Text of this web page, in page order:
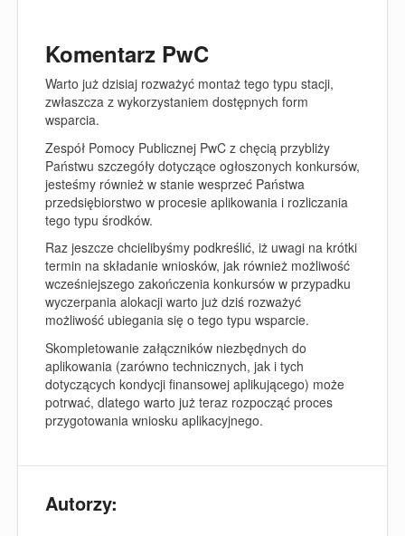
Komentarz PwC
Warto już dzisiaj rozważyć montaż tego typu stacji,
zwłaszcza z wykorzystaniem dostępnych form
wsparcia.
Zespół Pomocy Publicznej PwC z chęcią przybliży
Państwu szczegóły dotyczące ogłoszonych konkursów,
jesteśmy również w stanie wesprzeć Państwa
przedsiębiorstwo w procesie aplikowania i rozliczania
tego typu środków.
Raz jeszcze chcielibyśmy podkreślić, iż uwagi na krótki
termin na składanie wniosków, jak również możliwość
wcześniejszego zakończenia konkursów w przypadku
wyczerpania alokacji warto już dziś rozważyć
możliwość ubiegania się o tego typu wsparcie.
Skompletowanie załączników niezbędnych do
aplikowania (zarówno technicznych, jak i tych
dotyczących kondycji finansowej aplikującego) może
potrwać, dlatego warto już teraz rozpocząć proces
przygotowania wniosku aplikacyjnego.
Autorzy: